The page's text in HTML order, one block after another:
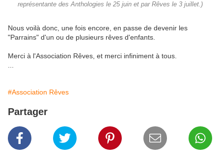
représentante des Anthologies le 25 juin et par Rêves le 3 juillet.)
Nous voilà donc, une fois encore, en passe de devenir les
"Parrains" d'un ou de plusieurs rêves d'enfants.
Merci à l'Association Rêves, et merci infiniment à tous.
#Association Rêves
Partager